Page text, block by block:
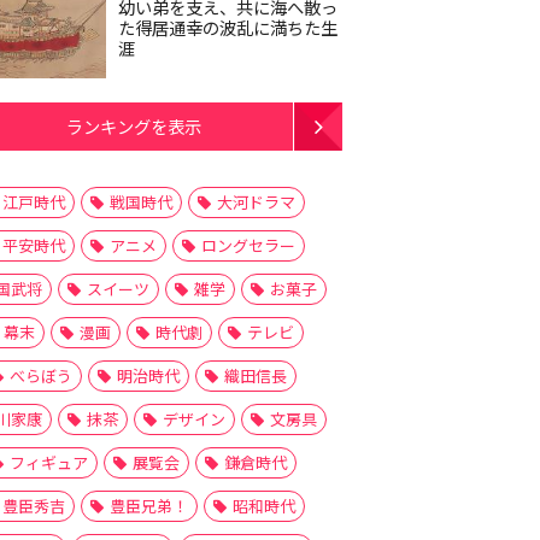
幼い弟を支え、共に海へ散っ
た得居通幸の波乱に満ちた生
涯
ランキングを表示
江戸時代 戦国時代
大河ドラマ
平安時代
アニメ
ロングセラー
武将
スイーツ 雑学
お菓子
幕末
漫画 時代劇
テレビ
べらぼう
明治時代
織田信長
家康
抹茶 デザイン
文房具
フィギュア
展覧会
鎌倉時代
豊臣秀吉
豊臣兄弟！
昭和時代